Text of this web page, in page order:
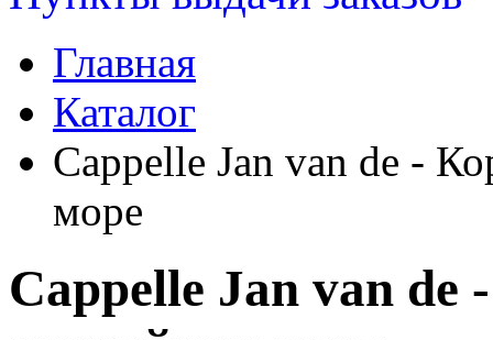
Главная
Каталог
Cappelle Jan van de -
море
Cappelle Jan van de